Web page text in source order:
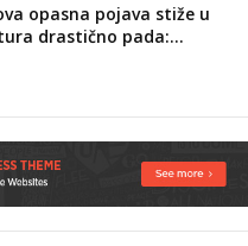
opasna pojava stiže u
drastično pada:...